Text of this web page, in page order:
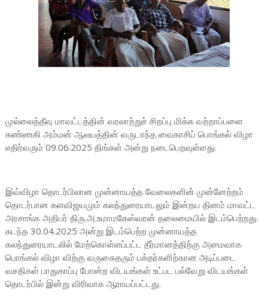
முல்லைத்தீவு மாவட்டத்தின் வரலாற்றுச் சிறப்பு மிக்க வற்றாப்பளை
கண்ணகி அம்மன் ஆலயத்தின் வருடாந்த வைகாசிப் பொங்கல் விழா
எதிர்வரும் 09.06.2025 திங்கள் அன்று நடைபெறவுள்ளது.
இவ்விழா தொடர்பிலான முன்னாயத்த வேலைகளின் முன்னேற்றம்
தொடர்பான களவிஜயமும் கலந்துரையாடலும் இன்றய தினம் மாவட்ட
அரசாங்க அதிபர் திரு.அ.உமாமகேஸ்வரன் தலைமையில் இடம்பெற்றது.
கடந்த 30.04.2025 அன்று இடம்பெற்ற முன்னாயத்த
கலந்துரையாடலில் மேற்கொள்ளப்பட்ட தீர்மானத்திற்கு அமைவாக
பொங்கல் விழா விற்கு வருகைதரும் பக்தர்களிற்கான அடிப்படை
வசதிகள் பாதுகாப்பு போன்ற விடயங்கள் உட்பட பல்வேறு விடயங்கள்
தொடர்பில் இன்று விரிவாக ஆராயப்பட்டது.